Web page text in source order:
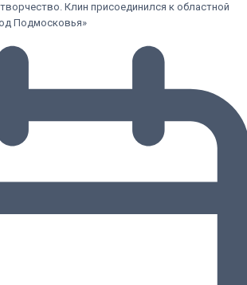
Клин присоединился к областной
Подмосковья»